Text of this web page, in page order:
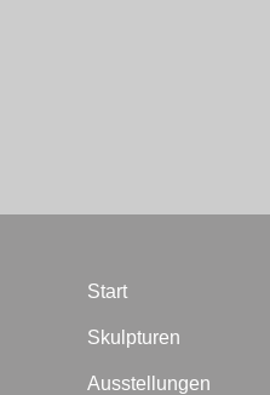
Start
Skulpturen
Ausstellungen